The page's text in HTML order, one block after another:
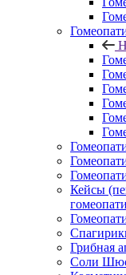
Кейсы
Грибная
Соли